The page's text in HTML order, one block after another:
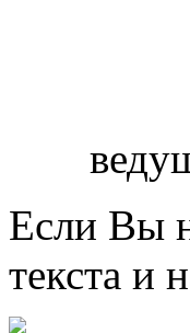
Если Вы
текста и